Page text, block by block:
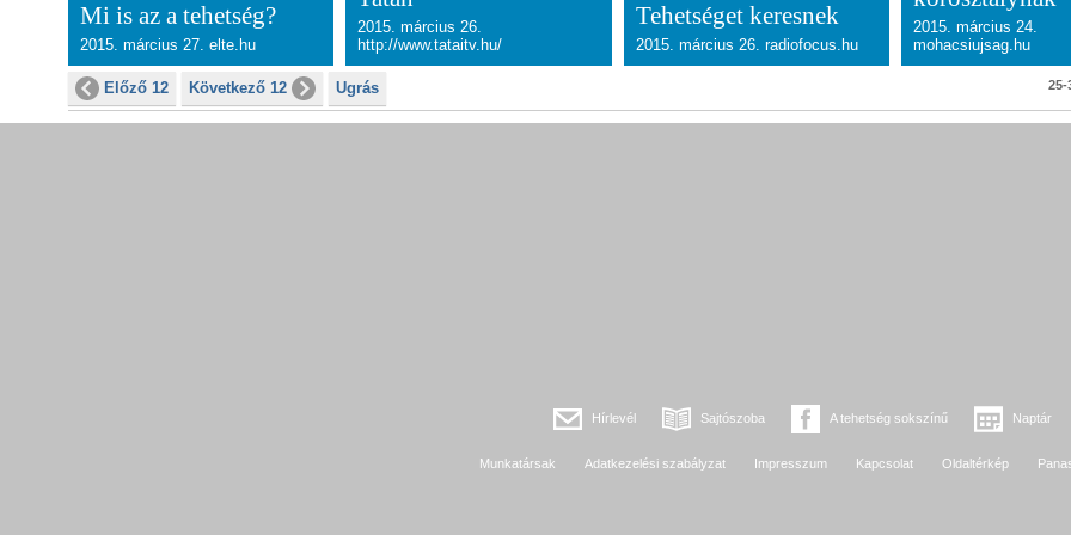
Mi is az a tehetség?
2015. március 27. elte.hu
2015. március 26.
http://www.tataitv.hu/
Tehetséget keresnek
2015. március 26. radiofocus.hu
2015. március 24.
mohacsiujsag.hu
Előző 12 Következő 12 Ugrás 25-
Hírlevél Sajtószoba A tehetség sokszínű Naptár
Munkatársak Adatkezelési szabályzat Impresszum Kapcsolat Oldaltérkép